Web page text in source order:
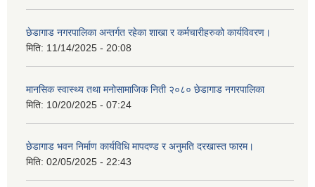
छेडागाड नगरपालिका अन्तर्गत रहेका शाखा र कर्मचारीहरुको कार्यविवरण।
मिति: 11/14/2025 - 20:08
मानसिक स्वास्थ्य तथा मनोसामाजिक निती २०८० छेडागाड नगरपालिका
मिति: 10/20/2025 - 07:24
छेडागाड भवन निर्माण कार्यविधि मापदण्ड र अनुमति दरखास्त फारम।
मिति: 02/05/2025 - 22:43